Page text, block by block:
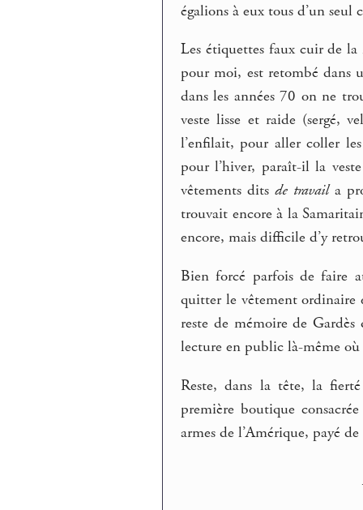
égalions à eux tous d’un
Les étiquettes faux cuir de
pour moi, est retombé dans
dans les années 70 on ne
veste lisse et raide (sergé,
l’enfilait, pour aller coller
pour l’hiver, paraît-il la
vêtements dits de travaila
trouvait encore à la
encore, mais difficile d’y
Bien forcé parfois de faire
quitter le vêtement ordinaire
reste de mémoire de
lecture en public là-même
Reste, dans la tête, la
première boutique
armes de l’Amérique, payé